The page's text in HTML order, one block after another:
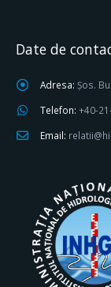
Date de
Adresa: Șos.
Telefon: +40-
Email: